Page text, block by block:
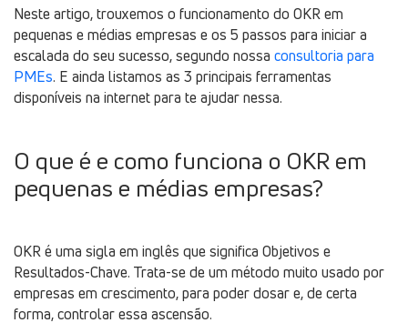
Neste artigo, trouxemos o funcionamento do OKR em
pequenas e médias empresas e os 5 passos para iniciar a
escalada do seu sucesso, segundo nossa consultoria para
PMEs. E ainda listamos as 3 principais ferramentas
disponíveis na internet para te ajudar nessa.
O que é e como funciona o OKR em
pequenas e médias empresas?
OKR é uma sigla em inglês que significa Objetivos e
Resultados-Chave. Trata-se de um método muito usado por
empresas em crescimento, para poder dosar e, de certa
forma, controlar essa ascensão.